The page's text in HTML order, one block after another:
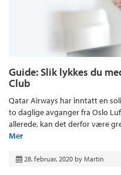
Guide: Slik lykkes du
Club
Qatar Airways har inntatt en
to daglige avganger fra Oslo
allerede, kan det derfor være
Mer
28. februar, 2020 by Martin